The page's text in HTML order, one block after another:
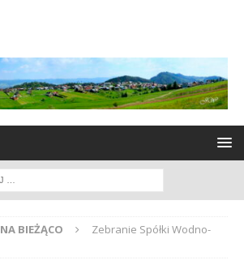
NA BIEŻĄCO
Zebranie Spółki Wodno-